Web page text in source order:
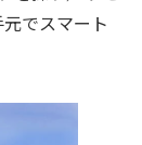
でスマート